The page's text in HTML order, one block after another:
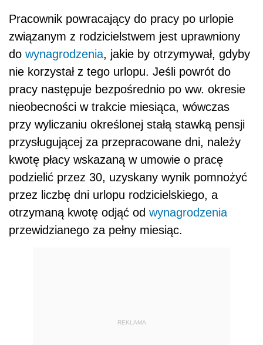
Pracownik powracający do pracy po urlopie
związanym z rodzicielstwem jest uprawniony
do wynagrodzenia, jakie by otrzymywał, gdyby
nie korzystał z tego urlopu. Jeśli powrót do
pracy następuje bezpośrednio po ww. okresie
nieobecności w trakcie miesiąca, wówczas
przy wyliczaniu określonej stałą stawką pensji
przysługującej za przepracowane dni, należy
kwotę płacy wskazaną w umowie o pracę
podzielić przez 30, uzyskany wynik pomnożyć
przez liczbę dni urlopu rodzicielskiego, a
otrzymaną kwotę odjąć od wynagrodzenia
przewidzianego za pełny miesiąc.
REKLAMA